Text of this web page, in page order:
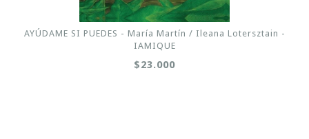
AYÚDAME SI PUEDES - María Martín / Ileana Lotersztain -
IAMIQUE
$23.000